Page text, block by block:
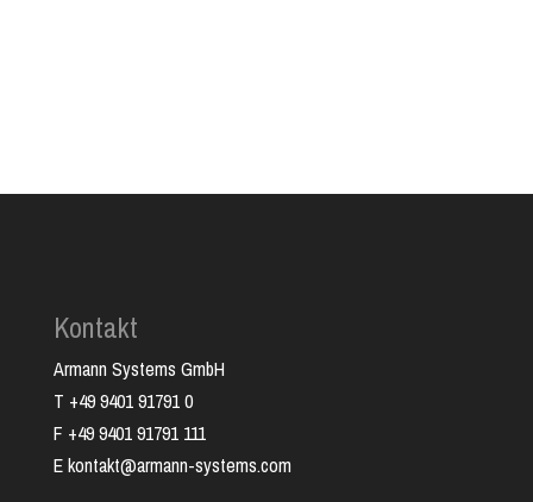
Kontakt
Armann Systems GmbH
T +49 9401 91791 0
F +49 9401 91791 111
E kontakt@armann-systems.com